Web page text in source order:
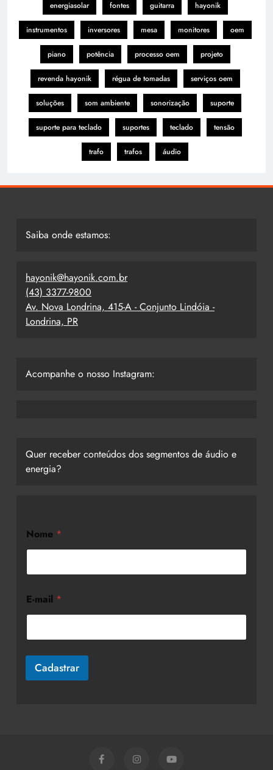
energiasolar fontes guitarra hayonik
instrumentos inversores mesa monitores oem
piano potência processo oem projeto
revenda hayonik régua de tomadas serviços oem
soluções som ambiente sonorização suporte
suporte para teclado suportes teclado tensão
trafo trafos áudio
Saiba onde estamos:
hayonik@hayonik.com.br
(43) 3377-9800
Av. Nova Londrina, 415-A - Conjunto Lindóia -
Londrina, PR
Acompanhe o nosso Instagram:
Quer receber conteúdos dos segmentos de áudio e
energia?
Nome *
E-mail *
Cadastrar